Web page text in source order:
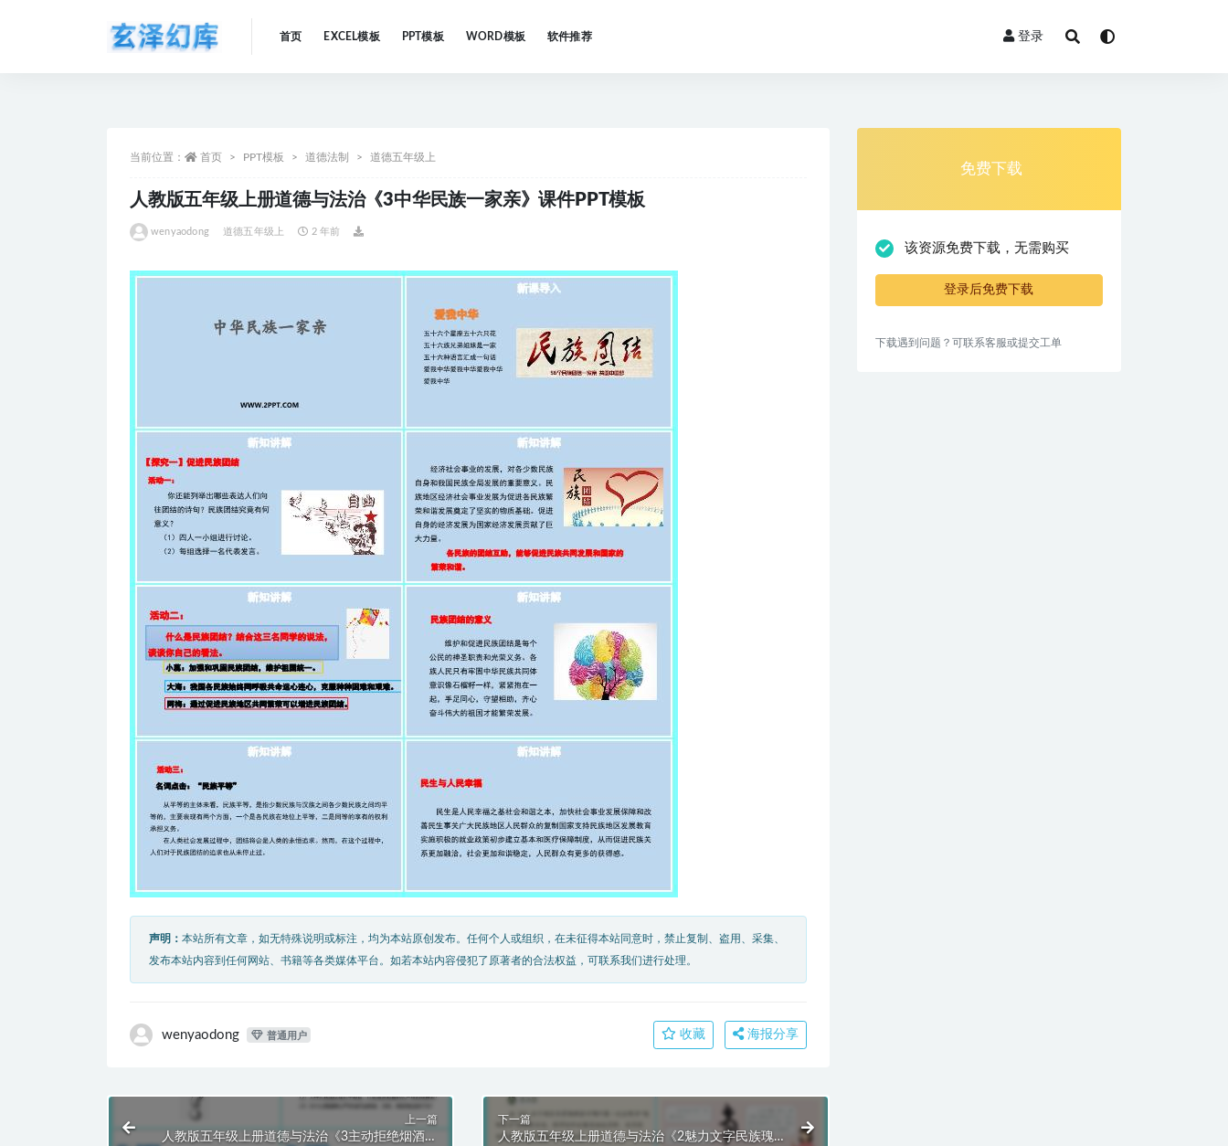
首页 EXCEL模板 PPT模板 WORD模板 软件推荐 登录
当前位置： 首页 PPT模板 道德法制 道德五年级上
人教版五年级上册道德与法治《3中华民族一家亲》课件PPT模板
wenyaodong 道德五年级上 2 年前
声明： 本站所有文章，如无特殊说明或标注，均为本站原创发布。任何个人或组织，在未征得本站同意时，禁止复制、盗用、采集、
发布本站内容到任何网站、书籍等各类媒体平台。如若本站内容侵犯了原著者的合法权益，可联系我们进行处理。
wenyaodong 普通用户 收藏 海报分享
上一篇
人教版五年级上册道德与法治《3主动拒绝烟酒与
下一篇
人教版五年级上册道德与法治《2魅力文字民族瑰
免费下载
该资源免费下载，无需购买
登录后免费下载
下载遇到问题？可联系客服或提交工单